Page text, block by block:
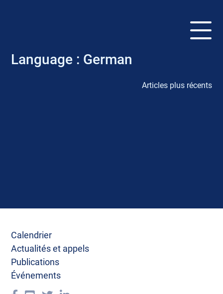
Language : German
t
o
n
d
Articles plus récents
Calendrier
Actualités et appels
Publications
Événements